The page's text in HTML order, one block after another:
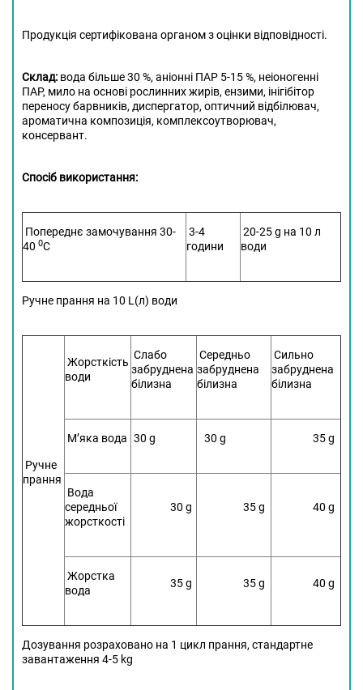
Продукція сертифікована органом з оцінки відповідності.
Склад: вода більше 30 %, аніонні ПАР 5-15 %, неіоногенні
ПАР, мило на основі рослинних жирів, ензими, інігібітор
переносу барвників, диспергатор, оптичний відбілювач,
ароматична композиція, комплексоутворювач,
консервант.
Спосіб використання:
Попереднє замочування 30-
40 0С
3-4
години
20-25 g на 10 л
води
Ручне прання на 10 L(л) води
Ручне
прання
Жорсткість
води
Слабо
забруднена
білизна
Середньо
забруднена
білизна
Сильно
забруднена
білизна
М’яка вода 30 g 30 g 35 g
Вода
середньої
жорсткості
30 g 35 g 40 g
Жорстка
вода
35 g 35 g 40 g
Дозування розраховано на 1 цикл прання, стандартне
завантаження 4-5 kg